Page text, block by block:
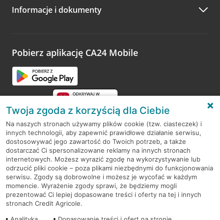
Zachęcamy do podzielenia się z nami opinią o wizycie.
opinie.
Informacje i dokumenty
Pobierz aplikację CA24 Mobile
RODO
Regulamin serwisu
Mapa serwisu
PolitykaCookies
Twoja zgoda z korzyścią dla Ciebie
Na naszych stronach używamy plików cookie (tzw. ciasteczek) i
innych technologii, aby zapewnić prawidłowe działanie serwisu,
dostosowywać jego zawartość do Twoich potrzeb, a także
dostarczać Ci spersonalizowane reklamy na innych stronach
internetowych. Możesz wyrazić zgodę na wykorzystywanie lub
odrzucić pliki cookie – poza plikami niezbędnymi do funkcjonowania
serwisu. Zgody są dobrowolne i możesz je wycofać w każdym
momencie. Wyrażenie zgody sprawi, że będziemy mogli
prezentować Ci lepiej dopasowane treści i oferty na tej i innych
stronach Credit Agricole.